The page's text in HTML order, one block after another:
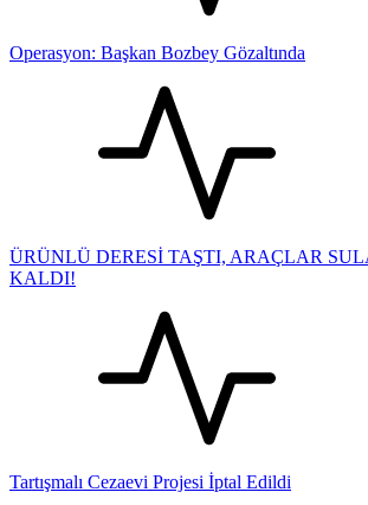
Operasyon: Başkan Bozbey Gözaltında
ÜRÜNLÜ DERESİ TAŞTI, ARAÇLAR
KALDI!
Tartışmalı Cezaevi Projesi İptal Edildi